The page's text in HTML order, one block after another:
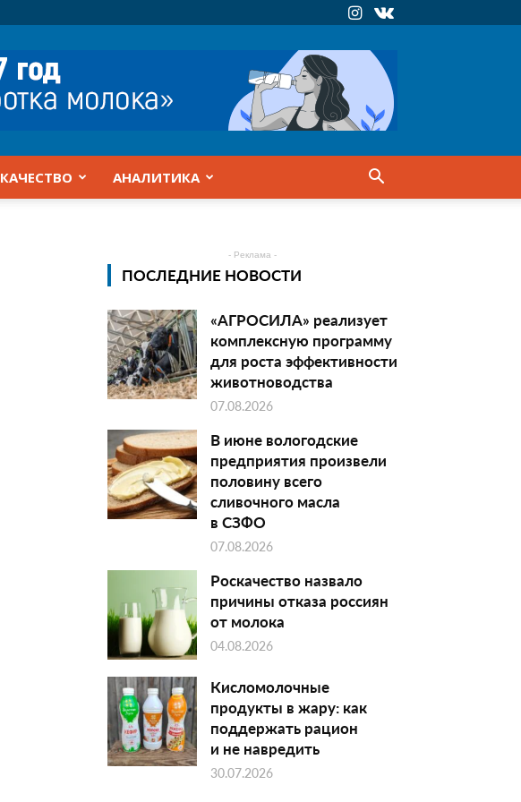
КАЧЕСТВО АНАЛИТИКА
- Реклама -
ПОСЛЕДНИЕ НОВОСТИ
«АГРОСИЛА» реализует
комплексную программу
для роста эффективности
животноводства
07.08.2026
В июне вологодские
предприятия произвели
половину всего
сливочного масла
в СЗФО
07.08.2026
Роскачество назвало
причины отказа россиян
от молока
04.08.2026
Кисломолочные
продукты в жару: как
поддержать рацион
и не навредить
30.07.2026